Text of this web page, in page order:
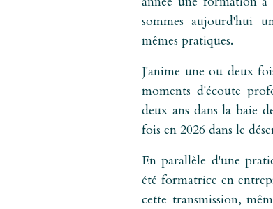
sommes aujourd'hui
mêmes pratiques.
J'anime une ou deux
moments d'écoute
deux ans dans la baie
fois en 2026 dans le
En parallèle d'une
été formatrice en
cette transmission,